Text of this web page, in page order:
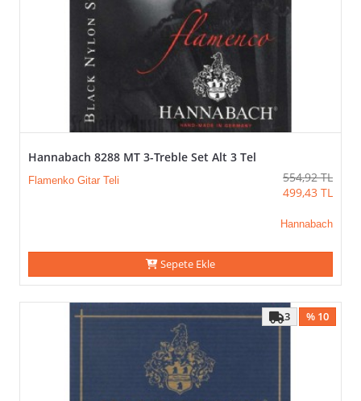
Hannabach 8288 MT 3-Treble Set Alt 3 Tel
Flamenko Gitar Teli 554,92 TL
499,43 TL
Hannabach
Sepete Ekle
% 10
3